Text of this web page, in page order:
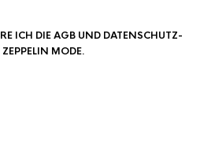
ICH DIE AGB UND DATENSCHUTZ-
MODE.